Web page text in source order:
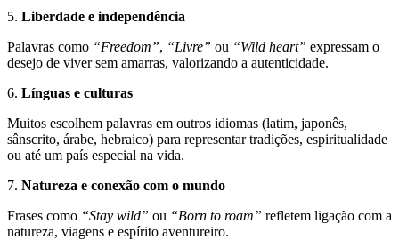
5. Liberdade e independência
Palavras como “Freedom”, “Livre” ou “Wild heart” expressam o
desejo de viver sem amarras, valorizando a autenticidade.
6. Línguas e culturas
Muitos escolhem palavras em outros idiomas (latim, japonês,
sânscrito, árabe, hebraico) para representar tradições, espiritualidade
ou até um país especial na vida.
7. Natureza e conexão com o mundo
Frases como “Stay wild” ou “Born to roam” refletem ligação com a
natureza, viagens e espírito aventureiro.